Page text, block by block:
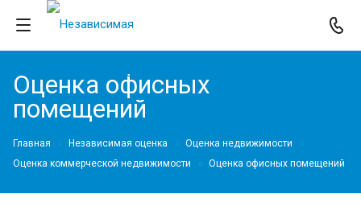
Оценка офисных
помещений
Главная Независимая оценка
Оценка недвижимости
Оценка коммерческой недвижимости
Оценка офисных помещений